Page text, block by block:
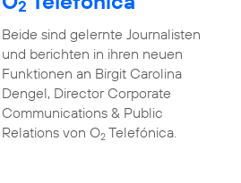
2
Beide sind gelernte Journalisten
und berichten in ihren neuen
Funktionen an Birgit Carolina
Dengel, Director Corporate
Communications & Public
Relations von O2Telefónica.